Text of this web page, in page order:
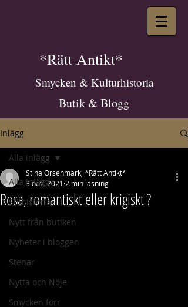
*Rätt Antikt*
Smycken & Kulturhistoria
Butik & Blogg
Inlägg
Alla inlägg
Stilhistoria
Nytt från butiken
Nyheter i bloggen
Stenar
Nytta och Nöje
Smycken förr
Alla inlägg
Rosa, romantiskt eller krigiskt ?
Stina Orsenmark, *Rätt Antikt*
3 nov. 2021 2 min läsning